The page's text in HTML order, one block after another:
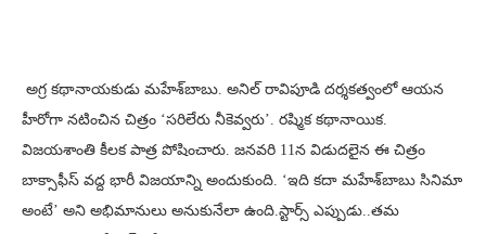
అగ్ర కథానాయకుడు మహేశ్‌బాబు. అనిల్‌ రావిపూడి దర్శకత్వంలో ఆయన
హీరోగా నటించిన చిత్రం ‘సరిలేరు నీకెవ్వరు’. రష్మిక కథానాయిక.
విజయశాంతి కీలక పాత్ర పోషించారు. జనవరి 11న విడుదలైన ఈ చిత్రం
బాక్సాఫీస్‌ వద్ద భారీ విజయాన్ని అందుకుంది. ‘ఇది కదా మహేశ్‌బాబు సినిమా
అంటే’ అని అభిమానులు అనుకునేలా ఉంది.స్టార్స్ ఎప్పుడు..తమ